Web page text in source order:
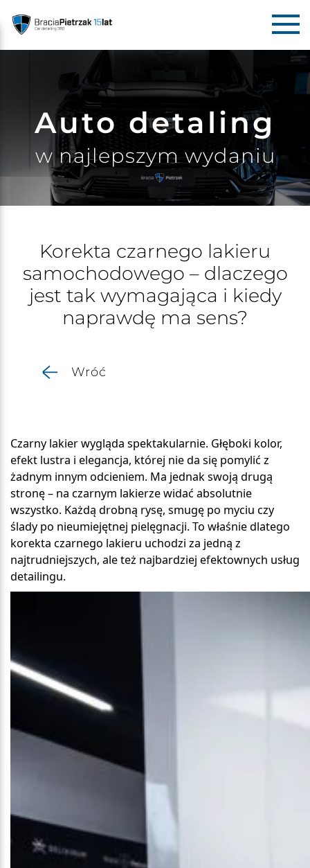
Auto detaling
w najlepszym wydaniu
Korekta czarnego lakieru
samochodowego – dlaczego
jest tak wymagająca i kiedy
naprawdę ma sens?
Wróć
Czarny lakier wygląda spektakularnie. Głęboki kolor,
efekt lustra i elegancja, której nie da się pomylić z
żadnym innym odcieniem. Ma jednak swoją drugą
stronę – na czarnym lakierze widać absolutnie
wszystko. Każdą drobną rysę, smugę po myciu czy
ślady po nieumiejętnej pielęgnacji. To właśnie dlatego
korekta czarnego lakieru uchodzi za jedną z
najtrudniejszych, ale też najbardziej efektownych usług
detailingu.